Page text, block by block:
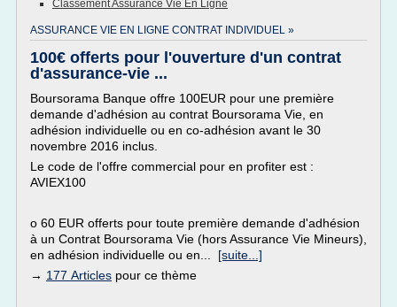
Classement Assurance Vie En Ligne
ASSURANCE VIE EN LIGNE CONTRAT INDIVIDUEL »
100€ offerts pour l'ouverture d'un contrat
d'assurance-vie ...
Boursorama Banque offre 100EUR pour une première
demande d'adhésion au contrat Boursorama Vie, en
adhésion individuelle ou en co-adhésion avant le 30
novembre 2016 inclus.
Le code de l'offre commercial pour en profiter est :
AVIEX100
o 60 EUR offerts pour toute première demande d'adhésion
à un Contrat Boursorama Vie (hors Assurance Vie Mineurs),
en adhésion individuelle ou en... [suite...]
→ 177 Articles pour ce thème